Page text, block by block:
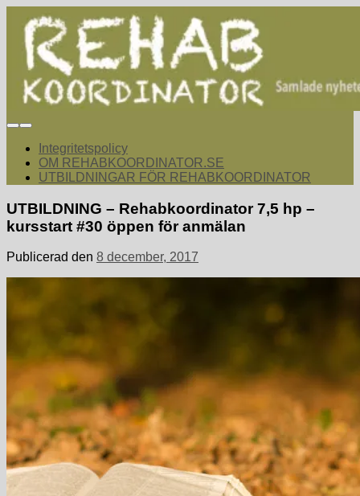
Hoppa
innehåll
samordna rehabiliterande åtgärder för återgång i arbete.
Integritetspolicy
OM REHABKOORDINATOR.SE
UTBILDNINGAR FÖR REHABKOORDINATOR
UTBILDNING – Rehabkoordinator 7,5 hp –
kursstart #30 öppen för anmälan
Publicerad den 8 december, 2017